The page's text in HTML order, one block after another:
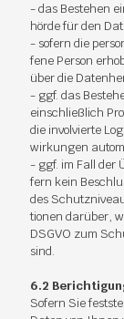
- das Be­ste­hen
hör­de für den
- so­fern die
fe­ne Per­son
über die
- ggf. das
ein­schließ­lich
die in­vol­vier­te
wir­kun­gen
- ggf. im Fall der
fern kein
des
tio­nen dar­über,
DS­GVO zum
sind.
6.2
So­fern Sie